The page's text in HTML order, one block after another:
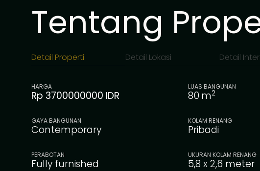
Tentang
Detail Properti Detail Lokasi Detail
HARGA
Rp 3700000000 IDR
LUAS BANGUNAN
80 m2
GAYA BANGUNAN
Contemporary
KOLAM RENANG
Pribadi
PERABOTAN
Fully furnished
UKURAN KOLAM RENANG
5,8 x 2,6 meter